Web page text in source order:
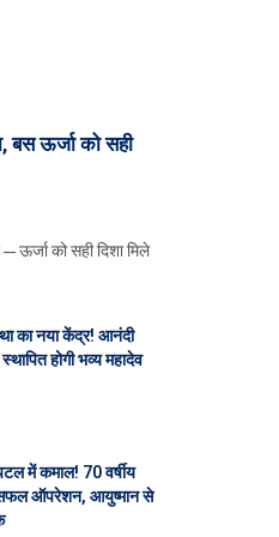
बस ऊर्जा को सही
को सही दिशा मिले
का नया केंद्र! आनंदी
होगी भव्य महादेव
में कमाल! 70 वर्षीय
ऑपरेशन, आयुष्मान से